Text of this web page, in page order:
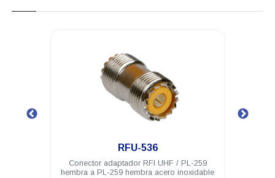
RFU-536
Conector adaptador RFI UHF / PL-259
hembra a PL-259 hembra acero inoxidable